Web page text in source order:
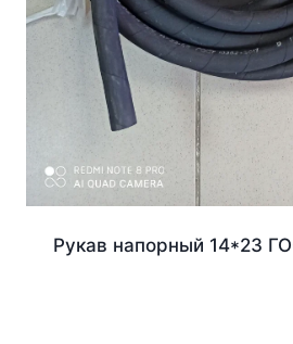
Рукав напорный 14*23